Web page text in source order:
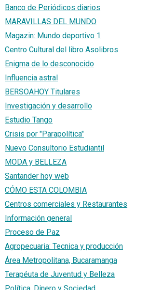
Banco de Periódicos diarios
MARAVILLAS DEL MUNDO
Magazin: Mundo deportivo 1
Centro Cultural del libro Asolibros
Enigma de lo desconocido
Influencia astral
BERSOAHOY Titulares
Investigación y desarrollo
Estudio Tango
Crisis por "Parapolítica"
Nuevo Consultorio Estudiantil
MODA y BELLEZA
Santander hoy web
CÓMO ESTA COLOMBIA
Centros comerciales y Restaurantes
Información general
Proceso de Paz
Agropecuaria: Tecnica y producción
Área Metropolitana, Bucaramanga
Terapéuta de Juventud y Belleza